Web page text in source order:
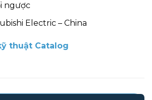
ngược
Electric – China
thuật Catalog